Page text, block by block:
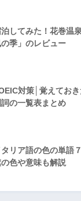
してみた！花巻温
の季」のレビュー
対策│覚えてお
の一覧表まとめ
タリア語の色の単語
色や意味も解説